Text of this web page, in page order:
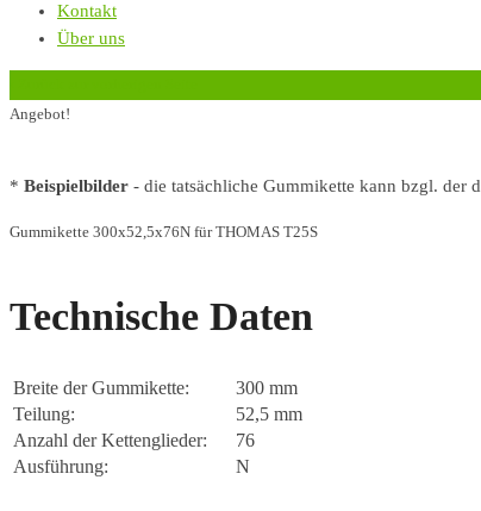
Kontakt
Über uns
Angebot!
* Beispielbilder - die tatsächliche Gummikette kann bzgl. der
Gummikette 300x52,5x76N für THOMAS T25S
Technische Daten
Breite der Gummikette:
300 mm
Teilung:
52,5 mm
Anzahl der Kettenglieder:
76
Ausführung:
N